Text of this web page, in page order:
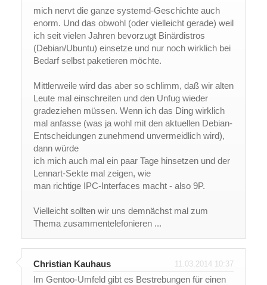
mich nervt die ganze systemd-Geschichte auch
enorm. Und das obwohl (oder vielleicht gerade) weil
ich seit vielen Jahren bevorzugt Binärdistros
(Debian/Ubuntu) einsetze und nur noch wirklich bei
Bedarf selbst paketieren möchte.
Mittlerweile wird das aber so schlimm, daß wir alten
Leute mal einschreiten und den Unfug wieder
gradeziehen müssen. Wenn ich das Ding wirklich
mal anfasse (was ja wohl mit den aktuellen Debian-
Entscheidungen zunehmend unvermeidlich wird),
dann würde
ich mich auch mal ein paar Tage hinsetzen und der
Lennart-Sekte mal zeigen, wie
man richtige IPC-Interfaces macht - also 9P.
Vielleicht sollten wir uns demnächst mal zum
Thema zusammentelefonieren ...
Christian Kauhaus 11.03.2014 10:37
Im Gentoo-Umfeld gibt es Bestrebungen für einen